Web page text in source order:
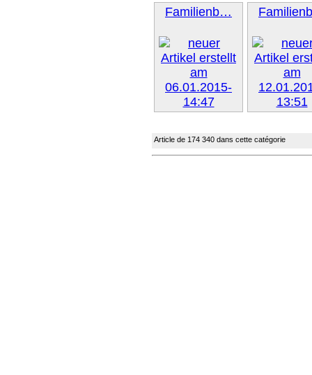
Familienb…
Article de 174 340 dans cette catégorie